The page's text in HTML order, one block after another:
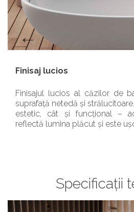
Finisaj lucios
Finisajul lucios al căzilor de
suprafață netedă și
estetic, cât și funcțional –
reflectă lumina plăcut și este
Specificații